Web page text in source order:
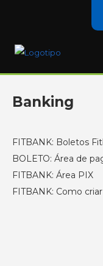
Banking
FITBANK: Boletos
BOLETO: Área de
FITBANK: Área PIX
FITBANK: Como